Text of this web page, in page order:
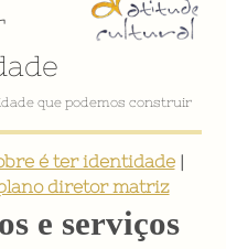
que podemos construir
é ter identidade|
diretor matriz
e serviços